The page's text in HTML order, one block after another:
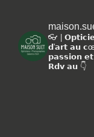
👓 |
𝗱'𝗮𝗿𝘁 𝗮𝘂
𝗽𝗮𝘀𝘀𝗶𝗼𝗻
𝗥𝗱𝘃 𝗮𝘂 👇